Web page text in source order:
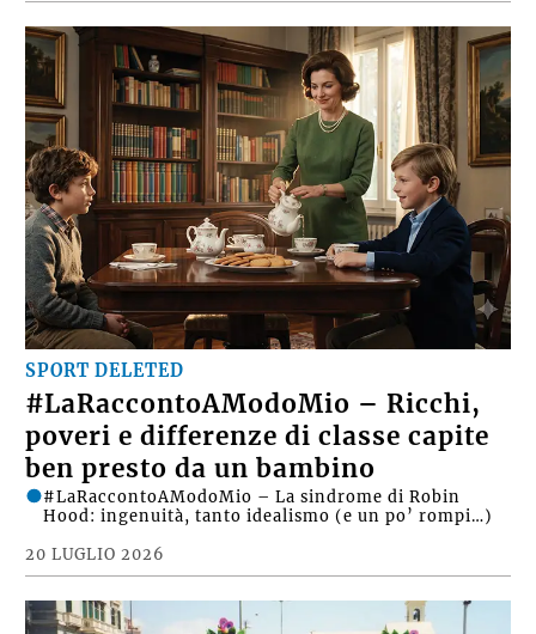
SPORT DELETED
#LaRaccontoAModoMio – Ricchi,
poveri e differenze di classe capite
ben presto da un bambino
20 LUGLIO 2026
#LaRaccontoAModoMio – La sindrome di Robin
Hood: ingenuità, tanto idealismo (e un po’ rompi…)